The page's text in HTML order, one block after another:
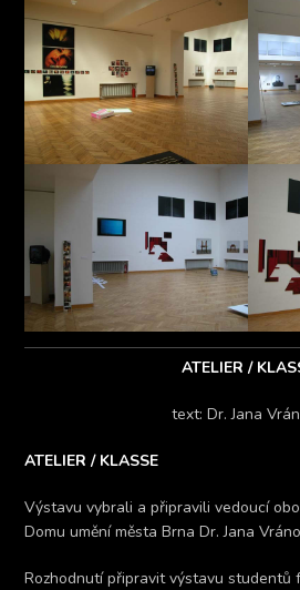
ATELIER /
text: Dr. Jana
ATELIER / KLASSE
Výstavu vybrali a připravili vedoucí
Domu umění města Brna Dr. Jana
Rozhodnutí připravit výstavu studentů